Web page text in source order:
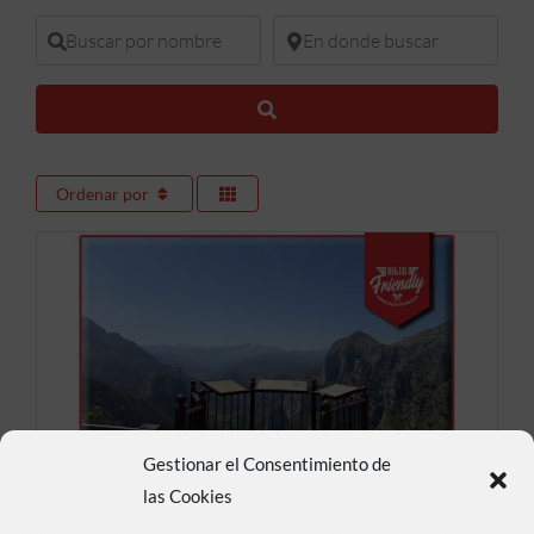
Gestionar el Consentimiento de
las Cookies
Buscar por nombre En donde buscar
Ordenar por
Mirador de Santa Catalina